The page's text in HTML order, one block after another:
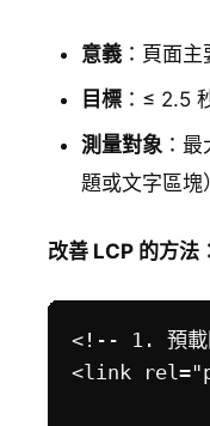
意義 ：頁面
目標 ：≤ 2.5
測量對象 ：
題或文字區塊）
改善 LCP 的方法
<!-- 1. 預載
<link